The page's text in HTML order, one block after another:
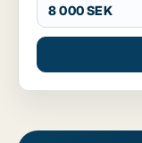
8 000 SEK